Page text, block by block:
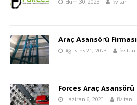
Ekim 30, 2023 fivitan
Araç Asansörü Firması
Ağustos 21, 2023 fivitan
Forces Araç Asansörü
Haziran 6, 2023 fivitan